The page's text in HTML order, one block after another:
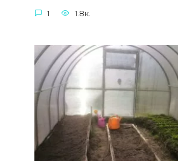
1 1.8к.